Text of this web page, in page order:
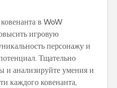
в WoW
игровую
персонажу и
Тщательно
и анализируйте умения и
каждого ковенанта,